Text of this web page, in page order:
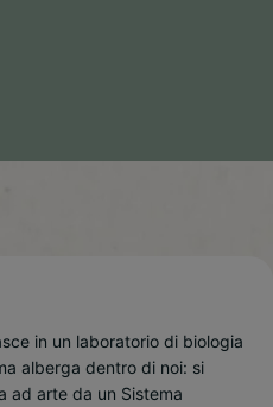
in un laboratorio di biologia
alberga dentro di noi: si
ad arte da un Sistema